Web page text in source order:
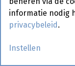
2053
informatie nodig
privacybeleid .
Instellen